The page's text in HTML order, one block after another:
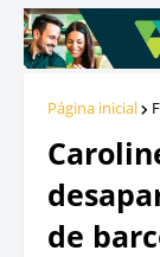
Página inicial
de